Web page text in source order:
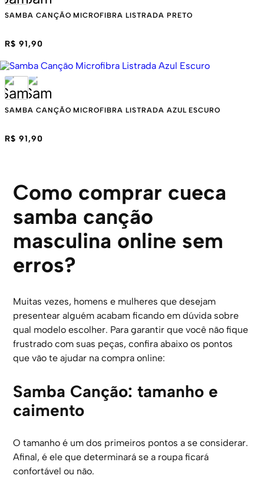
SAMBA CANÇÃO MICROFIBRA LISTRADA PRETO
R$ 91,90
SAMBA CANÇÃO MICROFIBRA LISTRADA AZUL ESCURO
R$ 91,90
Como comprar cueca
samba canção
masculina online sem
erros?
Muitas vezes, homens e mulheres que desejam
presentear alguém acabam ficando em dúvida sobre
qual modelo escolher. Para garantir que você não fique
frustrado com suas peças, confira abaixo os pontos
que vão te ajudar na compra online:
Samba Canção: tamanho e
caimento
O tamanho é um dos primeiros pontos a se considerar.
Afinal, é ele que determinará se a roupa ficará
confortável ou não.